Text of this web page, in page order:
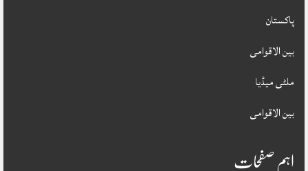
پاکستان
بین الاقوامی
ملٹی میڈیا
بین الاقوامی
اہم صفحات